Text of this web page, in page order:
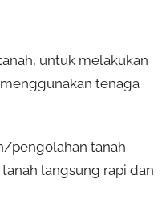
untuk melakukan
tenaga
pengolahan tanah
langsung rapi dan